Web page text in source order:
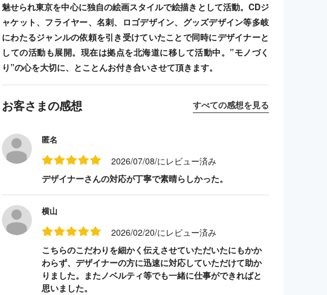
魅せられ東京を中心に独自の絵画スタイルで絵描きとして活動。CDジ
ャケット、フライヤー、名刺、ロゴデザイン、グッズデザイン等多岐
にわたるジャンルの依頼を引き受けていたことで同時にデザイナーと
しての活動も展開。現在は拠点を北海道に移して活動中。”モノづく
り”の心を大切に、とことんお付き合いさせて頂きます。
お客さまの感想 すべての感想を見る
匿名
2026/07/08/にレビュー済み
デザイナーさんの対応が丁寧で素晴らしかった。
横山
2026/02/20/にレビュー済み
こちらのこだわりを細かく伝えさせていただいたにもかか
わらず、デザイナーの方に迅速に対応していただけて助か
りました。またノベルティ等でも一緒に仕事ができればと
思いました。